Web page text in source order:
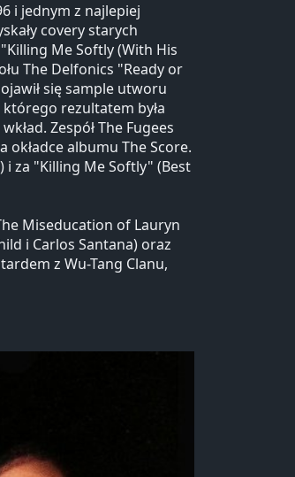
i jednym z najlepiej
covery starych
Me Softly (With His
The Delfonics "Ready or
się sample utworu
rezultatem była
Zespół The Fugees
okładce albumu The Score.
i za "Killing Me Softly" (Best
Miseducation of Lauryn
i Carlos Santana) oraz
z Wu-Tang Clanu,